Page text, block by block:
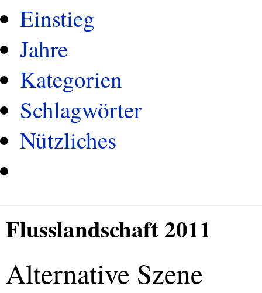
Einstieg
Jahre
Kategorien
Schlagwörter
Nützliches
Flusslandschaft 2011
Alternative Szene